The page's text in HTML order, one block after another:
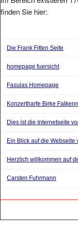
finden Sie hier:
Die Frank Fitten Seite
homepage fuersicht
Fasulas Homepage
Konzertharfe Birke
Dies ist die Internetseite
Ein Blick auf die Webseite
Herzlich willkommen auf
Carsten Fuhrmann